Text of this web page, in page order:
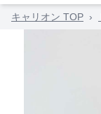
キャリオン TOP ›